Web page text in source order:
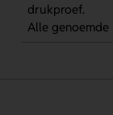
drukproef.
Alle genoemde